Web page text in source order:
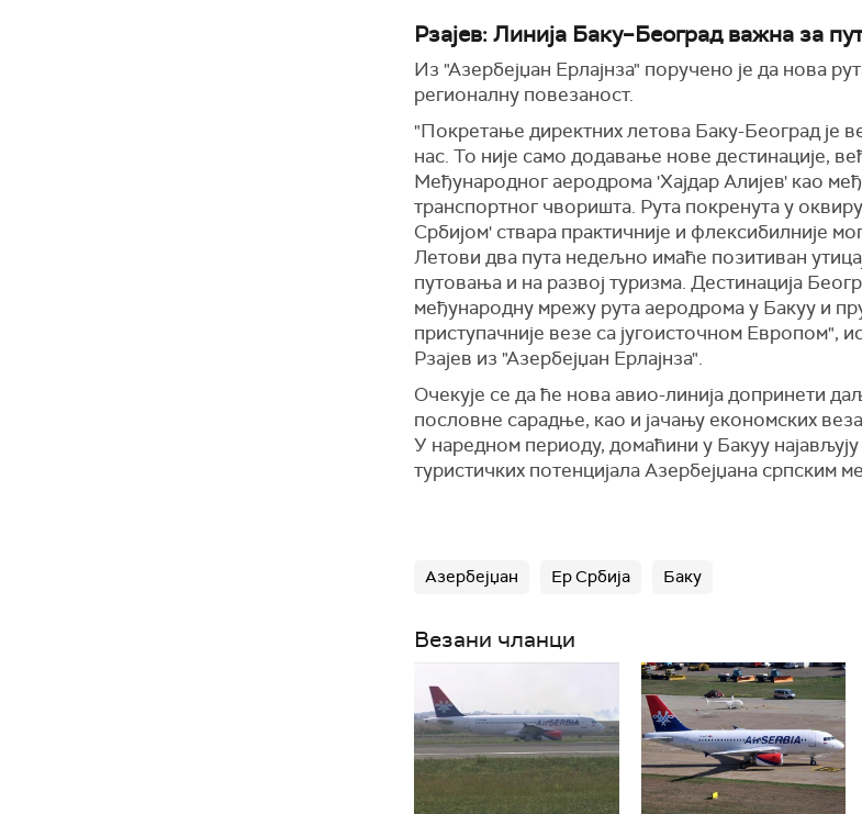
Рзајев: Линија Баку–Београд важна за
Из "Азербејџан Ерлајнза" поручено је да нова
регионалну повезаност.
"Покретање директних летова Баку-Београд је
нас. То није само додавање нове дестинације,
Међународног аеродрома 'Хајдар Алијев' као
транспортног чворишта. Рута покренута у
Србијом' ствара практичније и флексибилније
Летови два пута недељно имаће позитиван
путовања и на развој туризма. Дестинација
међународну мрежу рута аеродрома у Бакуу и
приступачније везе са југоисточном Европом",
Рзајев из "Азербејџан Ерлајнза".
Очекује се да ће нова авио-линија допринети
пословне сарадње, као и јачању економских
У наредном периоду, домаћини у Бакуу
туристичких потенцијала Азербејџана српским
Азербејџан Ер Србија Баку
Везани чланци